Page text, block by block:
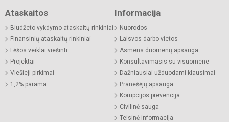
Ataskaitos
Biudžeto vykdymo ataskaitų rinkiniai
Finansinių ataskaitų rinkiniai
Lėšos veiklai viešinti
Projektai
Viešieji pirkimai
1,2% parama
Informacija
Nuorodos
Laisvos darbo vietos
Asmens duomenų apsauga
Konsultavimasis su visuomene
Dažniausiai užduodami klausimai
Pranešėjų apsauga
Korupcijos prevencija
Civilinė sauga
Teisinė informacija